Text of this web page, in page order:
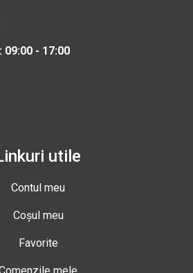
09:00 - 17:00
utile
Contul meu
Coșul meu
Favorite